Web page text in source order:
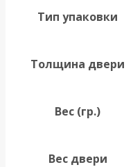
Тип упаковки
Толщина двери
Вес (гр.)
Вес двери